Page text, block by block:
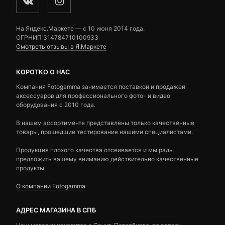
На Яндекс.Маркете — c 10 июня 2014 года.
ОГРНИП 314784710100933
Смотреть отзывы в Я.Маркете
КОРОТКО О НАС
Компания Fotogamma занимается поставкой и продажей
аксессуаров для профессионального фото- и видео
оборудования с 2010 года.
В нашем ассортименте представлены только качественные
товары, прошедшие тестирование нашими специалистами.
Продукция плохого качества отсеивается и мы рады
предложить вашему вниманию действительно качественные
продукты.
О компании Fotogamma
АДРЕС МАГАЗИНА В СПБ